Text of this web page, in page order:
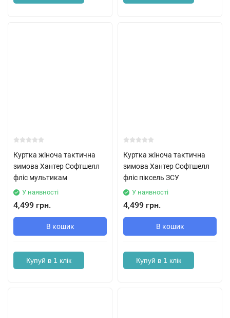
Куртка жіноча тактична
зимова Хантер Софтшелл
фліс мультикам
У наявності
4,499 грн.
В кошик
Купуй в 1 клік
Куртка жіноча тактична
зимова Хантер Софтшелл
фліс піксель ЗСУ
У наявності
4,499 грн.
В кошик
Купуй в 1 клік